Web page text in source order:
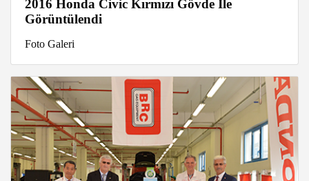
2016 Honda Civic Kırmızı Gövde İle
Görüntülendi
Foto Galeri